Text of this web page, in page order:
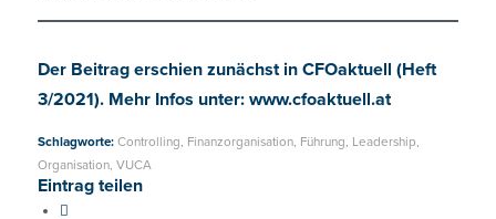
Der Beitrag erschien zunächst in CFOaktuell (Heft
3/2021). Mehr Infos unter: www.cfoaktuell.at
Schlagworte: Controlling Finanzorganisation, Führung Leadership
Organisation, VUCA
Eintrag teilen